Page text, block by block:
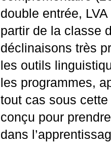
double entrée, LVA
partir de la classe
déclinaisons très
les outils
les programmes,
tout cas sous
conçu pour
dans